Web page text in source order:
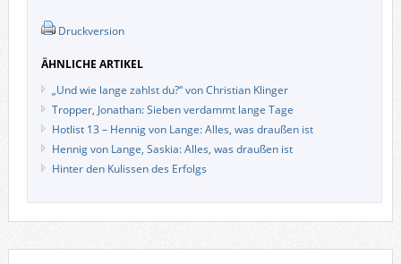
Druckversion
ÄHNLICHE ARTIKEL
„Und wie lange zahlst du?“ von Christian Klinger
Tropper, Jonathan: Sieben verdammt lange Tage
Hotlist 13 – Hennig von Lange: Alles, was draußen ist
Hennig von Lange, Saskia: Alles, was draußen ist
Hinter den Kulissen des Erfolgs